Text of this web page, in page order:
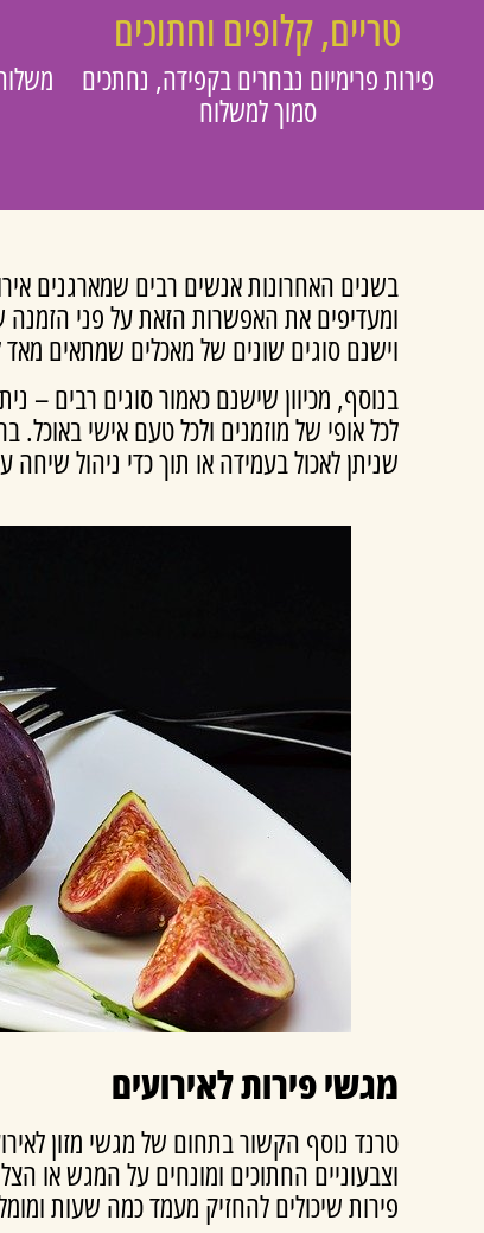
טריים, קלופים וחתוכים
פירות פרימיום נבחרים בקפידה, נחתכים
סמוך למשלוח
בשנים האחרונות אנשים רבים שמארגנים
ומעדיפים את האפשרות הזאת על פני הזמנה
וישנם סוגים שונים של מאכלים שמתאים מאד
בנוסף, מכיוון שישנם כאמור סוגים רבים –
לכל אופי של מוזמנים ולכל טעם אישי
שניתן לאכול בעמידה או תוך כדי ניהול שיחה
מגשי פירות לאירועים
טרנד נוסף הקשור בתחום של מגשי מזון
וצבעוניים החתוכים ומונחים על המגש או
פירות שיכולים להחזיק מעמד כמה שעות
400.00